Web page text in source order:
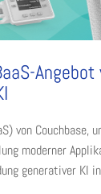
von
moderner
generativer KI